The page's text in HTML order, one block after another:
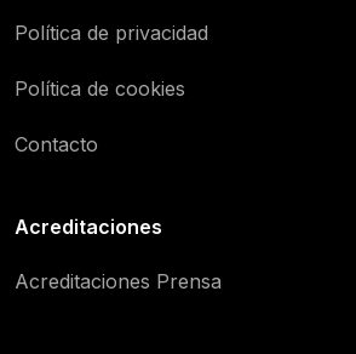
Política de privacidad
Política de cookies
Contacto
Acreditaciones
Acreditaciones Prensa